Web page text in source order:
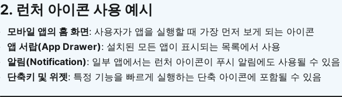
2. 런처 아이콘 사용 예시
모바일 앱의 홈 화면: 사용자가 앱을 실행할 때 가장 먼저 보게 되는 아이콘
앱 서랍(App Drawer): 설치된 모든 앱이 표시되는 목록에서 사용
알림(Notification): 일부 앱에서는 런처 아이콘이 푸시 알림에도 사용될 수 있음
단축키 및 위젯: 특정 기능을 빠르게 실행하는 단축 아이콘에 포함될 수 있음